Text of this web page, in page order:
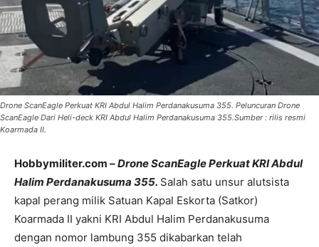
Drone ScanEagle Perkuat KRI Abdul Halim Perdanakusuma 355. Peluncuran Drone
ScanEagle Dari Heli-deck KRI Abdul Halim Perdanakusuma 355.Sumber : rilis resmi
Koarmada II.
Hobbymiliter.com –Drone ScanEagle Perkuat KRI Abdul
Halim Perdanakusuma 355. Salah satu unsur alutsista
kapal perang milik Satuan Kapal Eskorta (Satkor)
Koarmada II yakni KRI Abdul Halim Perdanakusuma
dengan nomor lambung 355 dikabarkan telah